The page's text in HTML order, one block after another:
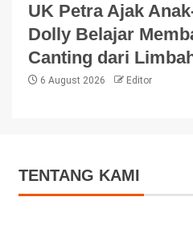
UK Petra Ajak
Dolly Belajar
Canting dari
6 August 2026 Editor
TENTANG KAMI